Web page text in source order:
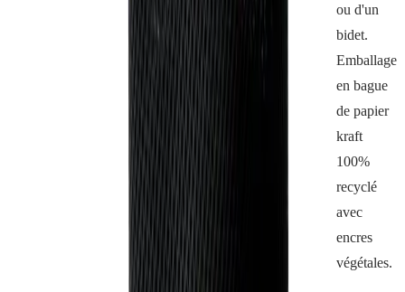
ou d'un
bidet.
Emballage
en bague
de papier
kraft
100%
recyclé
avec
encres
végétales.